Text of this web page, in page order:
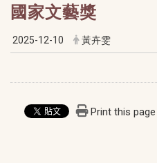
國家文藝獎
2025-12-10 黃卉雯
Print this page